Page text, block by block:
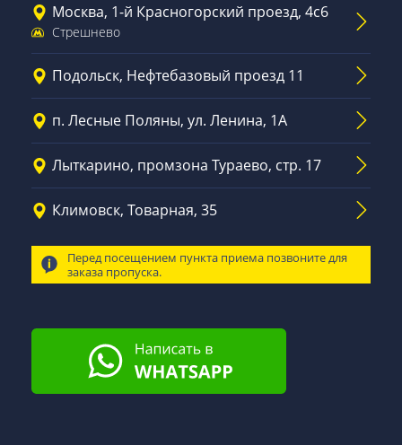
Москва, 1-й Красногорский проезд, 4с6
Стрешнево
Подольск, Нефтебазовый проезд 11
п. Лесные Поляны, ул. Ленина, 1А
Лыткарино, промзона Тураево, стр. 17
Климовск, Товарная, 35
Перед посещением пункта приема позвоните для
заказа пропуска.